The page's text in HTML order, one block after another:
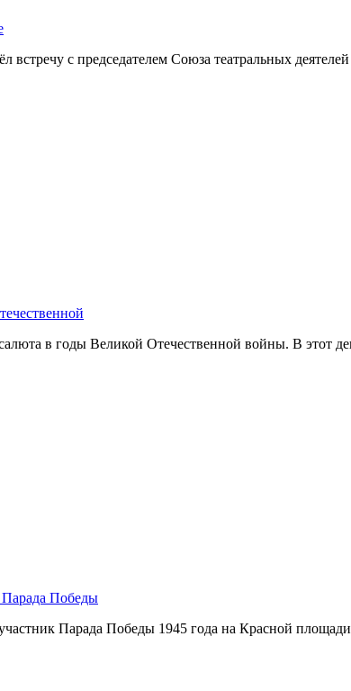
с председателем Союза театральных
в годы Великой Отечественной войны. В этот
Парада Победы
Парада Победы 1945 года на Красной